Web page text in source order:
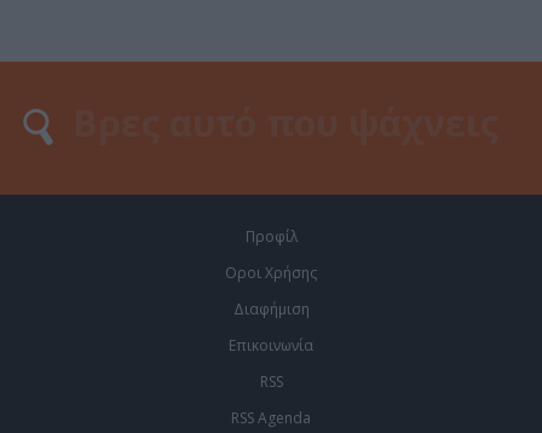
Προφίλ
Οροι Χρήσης
Διαφήμιση
Επικοινωνία
RSS
RSS Agenda